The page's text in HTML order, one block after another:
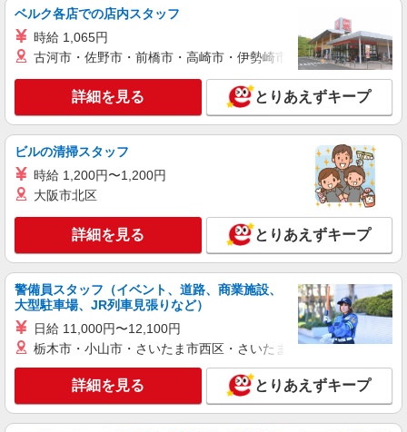
キープ
職業紹介
株式会社kotrio /●SW-S-2022826
西台駅＊病院の看護助手│シフト相談OK！経
験不問・資格不問◎
時給1550円〜2312円 ＜交通費全支給(ガソリ
詳細を見る
株式会社トラストグロース 新宿本社 第3営業部
住宅型有料老人ホームでの夜専看護師
1夜勤：39600円〜41400円 ※資格や経験など
による
東京都板橋区
キープ 詳細を見る
ベルク各店での店内スタッフ
時給 1,065円
古河市・佐野市・前橋市・高崎市・伊勢崎市・太田市・館林市
詳細を見る とりあえずキープ
ビルの清掃スタッフ
時給 1,200円〜1,200円
大阪市北区
詳細を見る とりあえずキープ
警備員スタッフ（イベント、道路、商業施設、
大型駐車場、JR列車見張りなど）
日給 11,000円〜12,100円
栃木市・小山市・さいたま市西区・さいたま市岩槻区・久喜市・
詳細を見る とりあえずキープ